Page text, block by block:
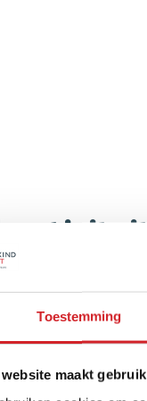
Toestemming
website maakt
was er zeker ook.
is, of omdat het
onze